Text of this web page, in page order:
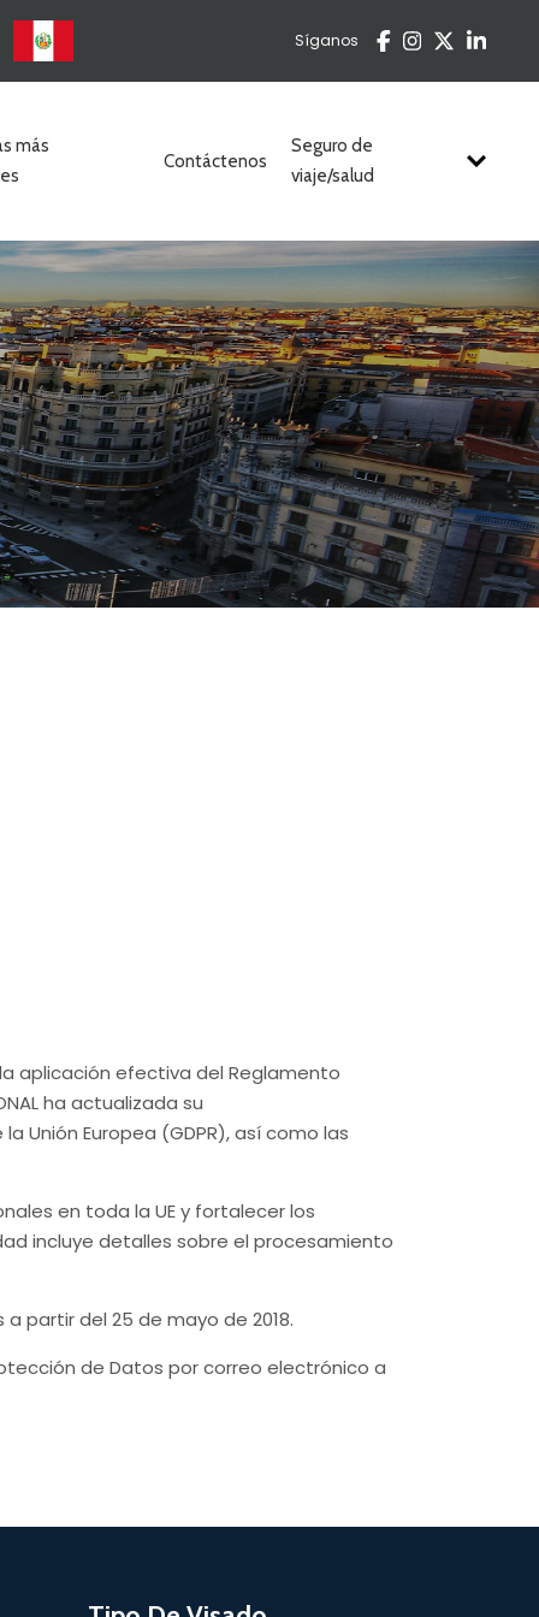
Síganos
más
Contáctenos
Seguro de
viaje/salud
aplicación efectiva del Reglamento
ha actualizada su
Unión Europea (GDPR), así como las
en toda la UE y fortalecer los
incluye detalles sobre el procesamiento
partir del 25 de mayo de 2018.
de Datos por correo electrónico a